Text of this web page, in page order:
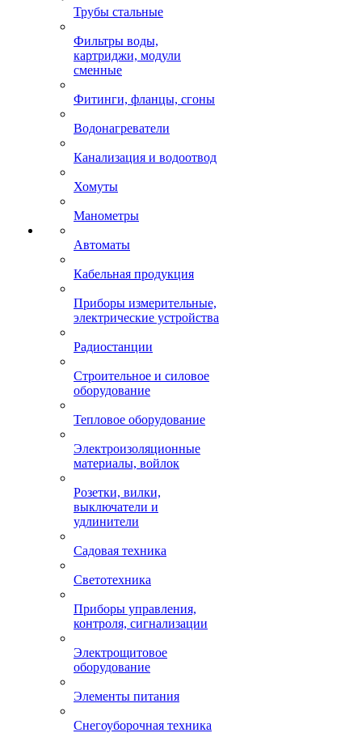
Трубы стальные
Фильтры воды,
картриджи, модули
сменные
Фитинги, фланцы, сгоны
Водонагреватели
Канализация и водоотвод
Хомуты
Манометры
Автоматы
Кабельная продукция
Приборы измерительные,
электрические устройства
Радиостанции
Строительное и силовое
оборудование
Тепловое оборудование
Электроизоляционные
материалы, войлок
Розетки, вилки,
выключатели и
удлинители
Садовая техника
Светотехника
Приборы управления,
контроля, сигнализации
Электрощитовое
оборудование
Элементы питания
Снегоуборочная техника